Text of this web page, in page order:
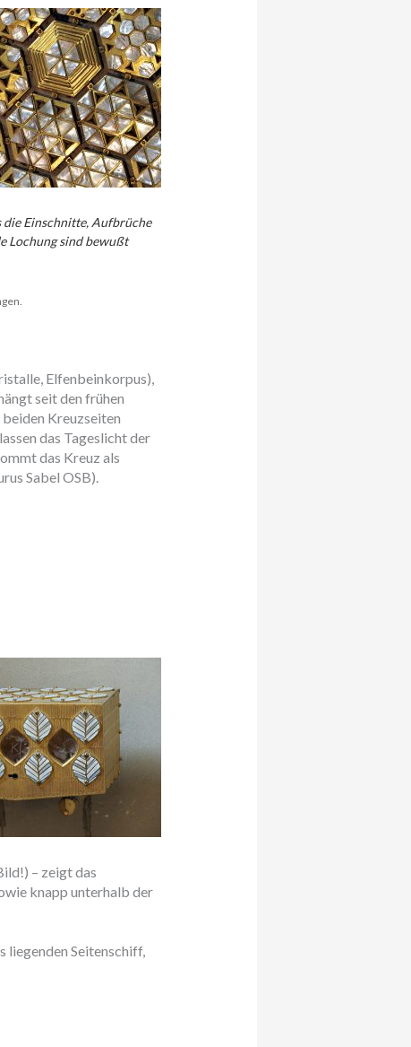
die Einschnitte, Aufbrüche
Lochung sind bewußt
Elfenbeinkorpus),
seit den frühen
Kreuzseiten
das Tageslicht der
das Kreuz als
Sabel OSB).
– zeigt das
knapp unterhalb der
Seitenschiff,